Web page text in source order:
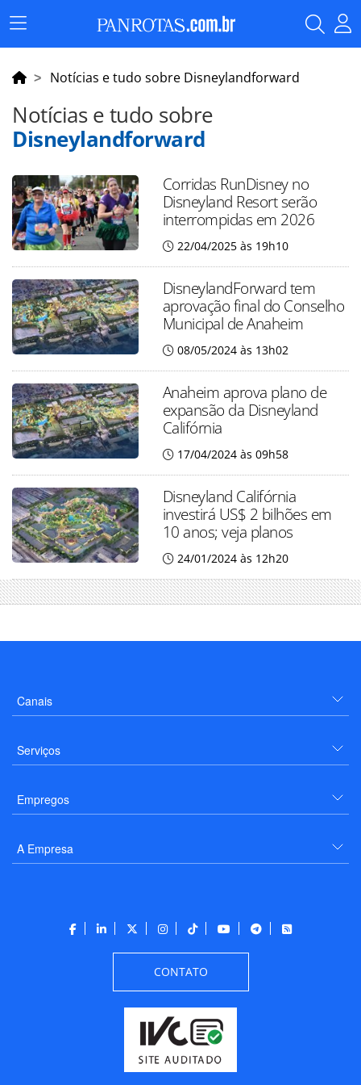
Menu
Principal
Notícias e tudo sobre Disneylandforward
Notícias e tudo sobre
Disneylandforward
Corridas RunDisney no
Disneyland Resort serão
interrompidas em 2026
22/04/2025 às 19h10
DisneylandForward tem
aprovação final do Conselho
Municipal de Anaheim
08/05/2024 às 13h02
Anaheim aprova plano de
expansão da Disneyland
Califórnia
17/04/2024 às 09h58
Disneyland Califórnia
investirá US$ 2 bilhões em
10 anos; veja planos
24/01/2024 às 12h20
Canais
Serviços
Empregos
A Empresa
CONTATO